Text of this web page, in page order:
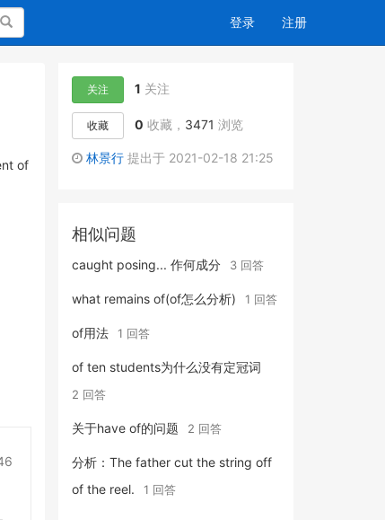
搜索 登录 注册
of
关注 1 关注
收藏 0 收藏， 3471 浏览
林景行 提出于 2021-02-18 21:25
相似问题
caught posing... 作何成分 3 回答
what remains of(of怎么分析) 1 回答
of用法 1 回答
of ten students为什么没有定冠词
2 回答
关于have of的问题 2 回答
分析：The father cut the string off
of the reel.
1 回答